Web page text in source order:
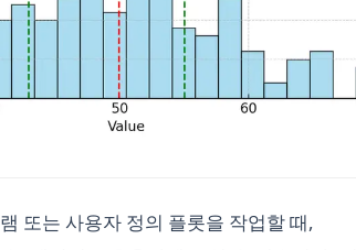
또는 사용자 정의 플롯을 작업할 때,